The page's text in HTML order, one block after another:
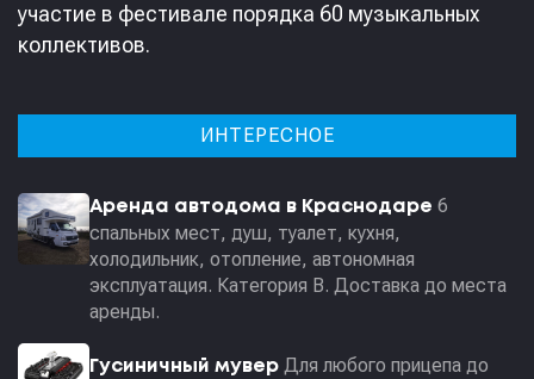
участие в фестивале порядка 60 музыкальных
коллективов.
ИНТЕРЕСНОЕ
Аренда автодома в Краснодаре 6
спальных мест, душ, туалет, кухня,
холодильник, отопление, автономная
эксплуатация. Категория В. Доставка до места
аренды.
Гусиничный мувер Для любого прицепа до